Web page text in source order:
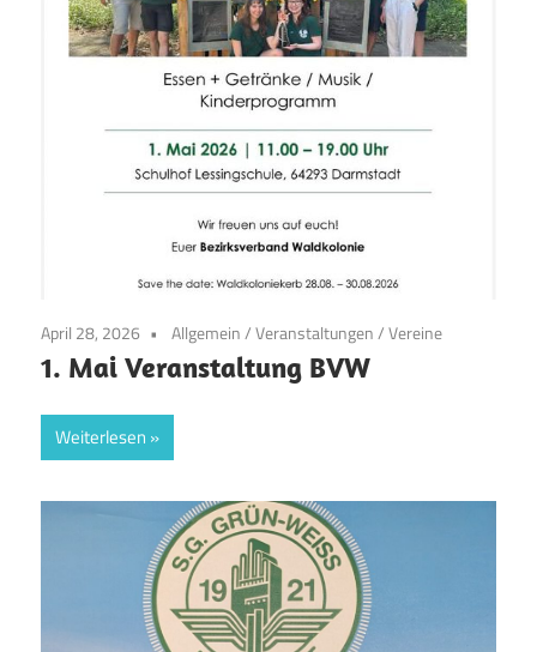
April 28, 2026 Allgemein/Veranstaltungen/Vereine
1. Mai Veranstaltung BVW
Weiterlesen